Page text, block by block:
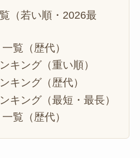
（若い順・2026最
覧（歴代）
キング（重い順）
キング（歴代）
キング（最短・最長）
覧（歴代）